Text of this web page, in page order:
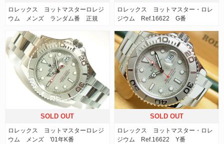
ロレックス ヨットマスターロレジ
ウム メンズ ランダム番 正規
ロレックス ヨットマスター・ロレ
ジウム Ref.16622 G番
SOLD OUT
ロレックス ヨットマスターロレジ
ウム メンズ '01年K番
SOLD OUT
ロレックス ヨットマスター・ロレ
ジウム Ref.16622 Y番